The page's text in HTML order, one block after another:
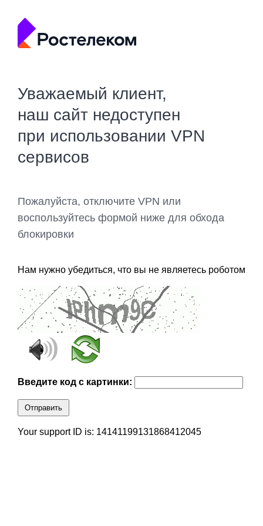
Уважаемый клиент,
наш сайт недоступен
при использовании VPN
сервисов
Пожалуйста, отключите VPN или
воспользуйтесь формой ниже для обхода
блокировки
Нам нужно убедиться, что вы не являетесь роботом
Введите код с картинки:
Отправить
Your support ID is: 14141199131868412045